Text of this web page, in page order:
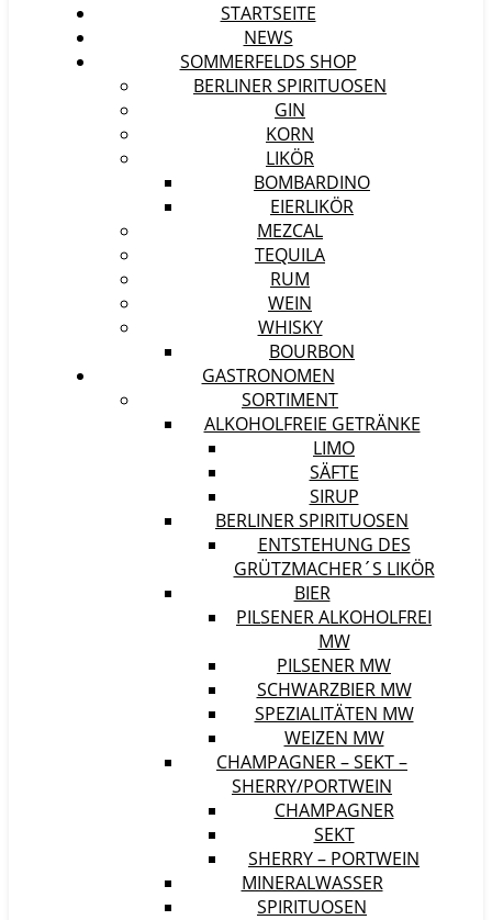
STARTSEITE
NEWS
SOMMERFELDS SHOP
BERLINER SPIRITUOSEN
GIN
KORN
LIKÖR
BOMBARDINO
EIERLIKÖR
MEZCAL
TEQUILA
RUM
WEIN
WHISKY
BOURBON
GASTRONOMEN
SORTIMENT
ALKOHOLFREIE GETRÄNKE
LIMO
SÄFTE
SIRUP
BERLINER SPIRITUOSEN
ENTSTEHUNG DES
GRÜTZMACHER´S LIKÖR
BIER
PILSENER ALKOHOLFREI
MW
PILSENER MW
SCHWARZBIER MW
SPEZIALITÄTEN MW
WEIZEN MW
CHAMPAGNER – SEKT –
SHERRY/PORTWEIN
CHAMPAGNER
SEKT
SHERRY – PORTWEIN
MINERALWASSER
SPIRITUOSEN